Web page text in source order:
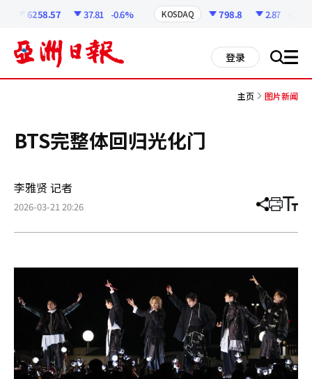
6258.57 37.81 -0.6% KOSDAQ 798.8 2.87
登录 搜 all
主页 图片新闻
BTS完整体回归光化门
李雅贤 记者
2026-03-21 20:26 分
章
打 调
小